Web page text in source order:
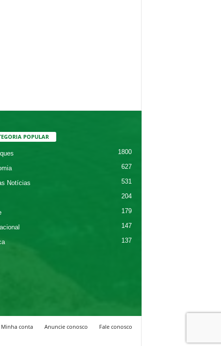
POPULAR
1800
627
Notícias
531
204
179
147
137
Minha conta Anuncie conosco Fale conosco